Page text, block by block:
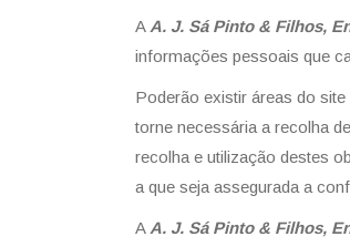
A A. J. Sá Pinto & Filhos,
informações pessoais que
Poderão existir áreas do
torne necessária a recolha
recolha e utilização destes
a que seja assegurada a
A A. J. Sá Pinto & Filhos,